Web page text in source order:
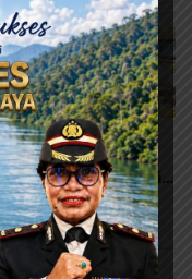
Jayapura
Pemilik Hak
Cari Jalan Damai,
Ohee: Demi
Anak, Kami Siap